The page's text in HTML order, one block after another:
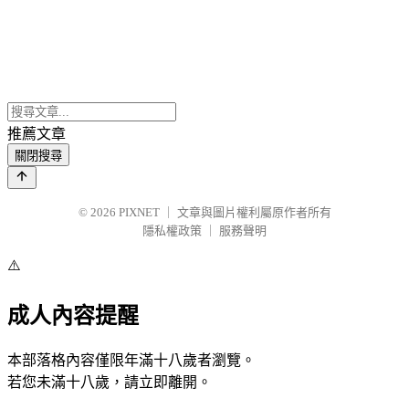
推薦文章
關閉搜尋
© 2026 PIXNET
文章與圖片權利屬原作者所有
隱私權政策
服務聲明
⚠️
成人內容提醒
本部落格內容僅限年滿十八歲者瀏覽。
若您未滿十八歲，請立即離開。